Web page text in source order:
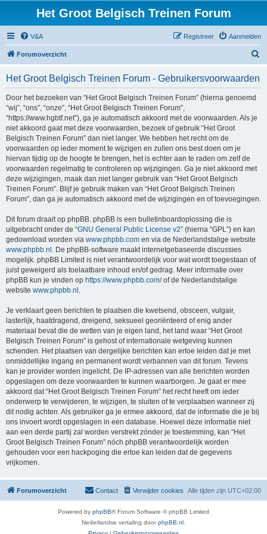
Het Groot Belgisch Treinen Forum
V&A Aanmelden
Registreer
Forumoverzicht
Het Groot Belgisch Treinen Forum - Gebruikersvoorwaarden
Door het bezoeken van “Het Groot Belgisch Treinen Forum” (hierna genoemd
“wij”, “ons”, “onze”, “Het Groot Belgisch Treinen Forum”,
“https://www.hgbtf.net”), ga je automatisch akkoord met de voorwaarden. Als je
niet akkoord gaat met deze voorwaarden, bezoek of gebruik “Het Groot
Belgisch Treinen Forum” dan niet langer. We hebben het recht om de
voorwaarden op ieder moment te wijzigen en zullen ons best doen om je
hiervan tijdig op de hoogte te brengen, het is echter aan te raden om zelf de
voorwaarden regelmatig te controleren op wijzigingen. Ga je niet akkoord met
deze wijzigingen, maak dan niet langer gebruik van “Het Groot Belgisch
Treinen Forum”. Blijf je gebruik maken van “Het Groot Belgisch Treinen
Forum”, dan ga je automatisch akkoord met de wijzigingen en of toevoegingen.
Dit forum draait op phpBB. phpBB is een bulletinboardoplossing die is
uitgebracht onder de “GNU General Public License v2” (hierna “GPL”) en kan
gedownload worden via www.phpbb.com en via de Nederlandstalige website
www.phpbb.nl . De phpBB-software maakt internetgebaseerde discussies
mogelijk. phpBB Limited is niet verantwoordelijk voor wat wordt toegestaan of
juist geweigerd als toelaatbare inhoud en/of gedrag. Meer informatie over
phpBB kun je vinden op https://www.phpbb.com/of de Nederlandstalige
website www.phpbb.nl .
Je verklaart geen berichten te plaatsen die kwetsend, obsceen, vulgair,
lasterlijk, haatdragend, dreigend, seksueel georiënteerd of enig ander
materiaal bevat die de wetten van je eigen land, het land waar “Het Groot
Belgisch Treinen Forum” is gehost of internationale wetgeving kunnen
schenden. Het plaatsen van dergelijke berichten kan ertoe leiden dat je met
onmiddellijke ingang en permanent wordt verbannen van dit forum. Tevens
kan je provider worden ingelicht. De IP-adressen van alle berichten worden
opgeslagen om deze voorwaarden te kunnen waarborgen. Je gaat er mee
akkoord dat “Het Groot Belgisch Treinen Forum” het recht heeft om ieder
onderwerp te verwijderen, te wijzigen, te sluiten of te verplaatsen wanneer zij
dit nodig achten. Als gebruiker ga je ermee akkoord, dat de informatie die je bij
ons invoert wordt opgeslagen in een database. Hoewel deze informatie niet
aan een derde partij zal worden verstrekt zónder je toestemming, kan “Het
Groot Belgisch Treinen Forum” nóch phpBB verantwoordelijk worden
gehouden voor een hackpoging die ertoe kan leiden dat de gegevens
vrijkomen.
Forumoverzicht Alle tijden zijn UTC+02:00
Verwijder cookies
Contact
Powered by phpBB® Forum Software © phpBB Limited
Nederlandse vertaling doorphpBB.nl